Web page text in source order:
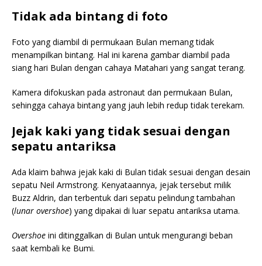
Tidak ada bintang di foto
Foto yang diambil di permukaan Bulan memang tidak
menampilkan bintang. Hal ini karena gambar diambil pada
siang hari Bulan dengan cahaya Matahari yang sangat terang.
Kamera difokuskan pada astronaut dan permukaan Bulan,
sehingga cahaya bintang yang jauh lebih redup tidak terekam.
Jejak kaki yang tidak sesuai dengan
sepatu antariksa
Ada klaim bahwa jejak kaki di Bulan tidak sesuai dengan desain
sepatu Neil Armstrong. Kenyataannya, jejak tersebut milik
Buzz Aldrin, dan terbentuk dari sepatu pelindung tambahan
(lunar overshoe) yang dipakai di luar sepatu antariksa utama.
Overshoe ini ditinggalkan di Bulan untuk mengurangi beban
saat kembali ke Bumi.